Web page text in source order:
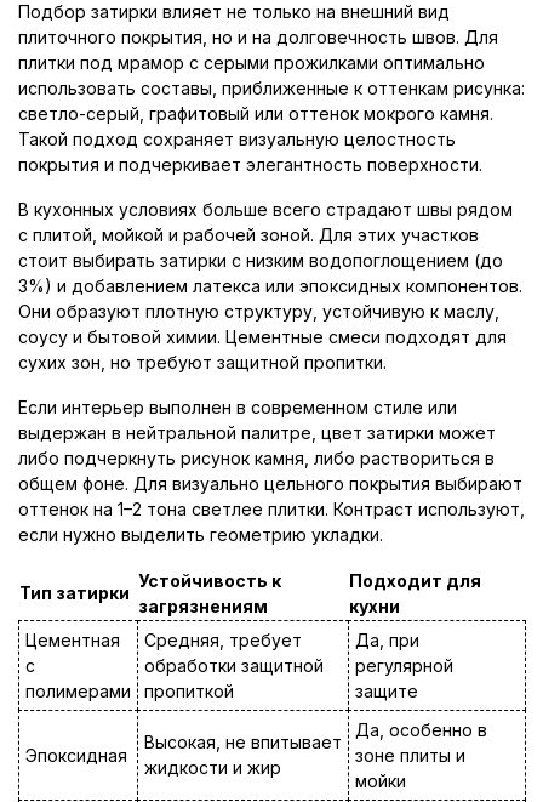
Подбор затирки влияет не только на внешний вид
плиточного покрытия, но и на долговечность швов. Для
плитки под мрамор с серыми прожилками оптимально
использовать составы, приближенные к оттенкам рисунка:
светло-серый, графитовый или оттенок мокрого камня.
Такой подход сохраняет визуальную целостность
покрытия и подчеркивает элегантность поверхности.
В кухонных условиях больше всего страдают швы рядом
с плитой, мойкой и рабочей зоной. Для этих участков
стоит выбирать затирки с низким водопоглощением (до
3%) и добавлением латекса или эпоксидных компонентов.
Они образуют плотную структуру, устойчивую к маслу,
соусу и бытовой химии. Цементные смеси подходят для
сухих зон, но требуют защитной пропитки.
Если интерьер выполнен в современном стиле или
выдержан в нейтральной палитре, цвет затирки может
либо подчеркнуть рисунок камня, либо раствориться в
общем фоне. Для визуально цельного покрытия выбирают
оттенок на 1–2 тона светлее плитки. Контраст используют,
если нужно выделить геометрию укладки.
Тип затирки
Устойчивость к
загрязнениям
Подходит для
кухни
Цементная
с
полимерами
Средняя, требует
обработки защитной
пропиткой
Да, при
регулярной
защите
Эпоксидная
Высокая, не впитывает
жидкости и жир
Да, особенно в
зоне плиты и
мойки